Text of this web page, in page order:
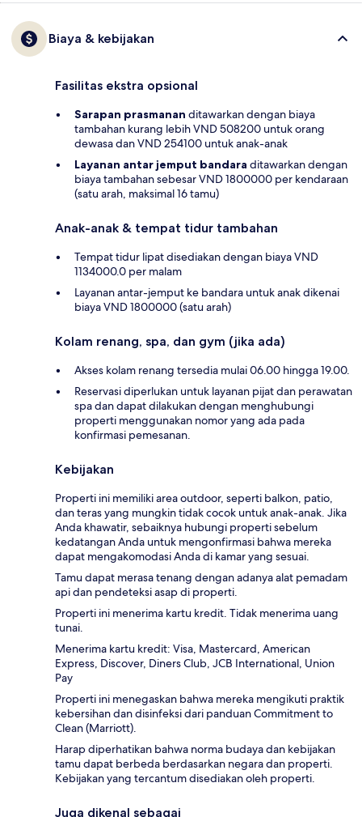
Biaya & kebijakan
Fasilitas ekstra opsional
Sarapan prasmanan ditawarkan dengan biaya
tambahan kurang lebih VND 508200 untuk orang
dewasa dan VND 254100 untuk anak-anak
Layanan antar jemput bandara ditawarkan dengan
biaya tambahan sebesar VND 1800000 per kendaraan
(satu arah, maksimal 16 tamu)
Anak-anak & tempat tidur tambahan
Tempat tidur lipat disediakan dengan biaya VND
1134000.0 per malam
Layanan antar-jemput ke bandara untuk anak dikenai
biaya VND 1800000 (satu arah)
Kolam renang, spa, dan gym (jika ada)
Akses kolam renang tersedia mulai 06.00 hingga 19.00.
Reservasi diperlukan untuk layanan pijat dan perawatan
spa dan dapat dilakukan dengan menghubungi
properti menggunakan nomor yang ada pada
konfirmasi pemesanan.
Kebijakan
Properti ini memiliki area outdoor, seperti balkon, patio,
dan teras yang mungkin tidak cocok untuk anak-anak. Jika
Anda khawatir, sebaiknya hubungi properti sebelum
kedatangan Anda untuk mengonfirmasi bahwa mereka
dapat mengakomodasi Anda di kamar yang sesuai.
Tamu dapat merasa tenang dengan adanya alat pemadam
api dan pendeteksi asap di properti.
Properti ini menerima kartu kredit. Tidak menerima uang
tunai.
Menerima kartu kredit: Visa, Mastercard, American
Express, Discover, Diners Club, JCB International, Union
Pay
Properti ini menegaskan bahwa mereka mengikuti praktik
kebersihan dan disinfeksi dari panduan Commitment to
Clean (Marriott).
Harap diperhatikan bahwa norma budaya dan kebijakan
tamu dapat berbeda berdasarkan negara dan properti.
Kebijakan yang tercantum disediakan oleh properti.
Juga dikenal sebagai